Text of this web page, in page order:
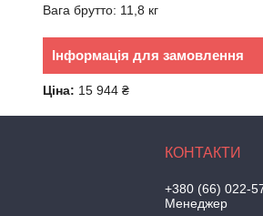
Вага брутто: 11,8 кг
Інформація для замовлення
Ціна: 15 944 ₴
+380 (66) 022-
Менеджер